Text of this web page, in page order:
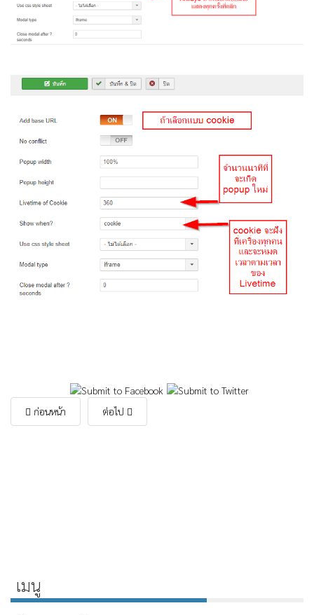
ก่อนหน้า ต่อไป
เมนู